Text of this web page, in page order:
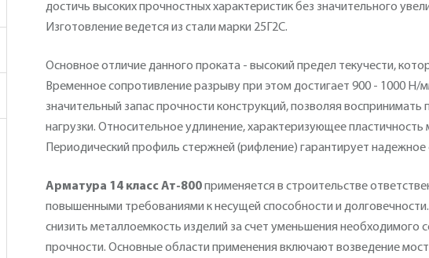
достичь высоких прочностных характеристик без значительного
Изготовление ведется из стали марки 25Г2С.
Основное отличие данного проката - высокий предел текучести,
Временное сопротивление разрыву при этом достигает 900 - 1000 Н/
значительный запас прочности конструкций, позволяя
нагрузки. Относительное удлинение, характеризующее пластичность
Периодический профиль стержней (рифление) гарантирует
Арматура 14 класс Ат-800применяется в строительстве
повышенными требованиями к несущей способности и
снизить металлоемкость изделий за счет уменьшения необходимого
прочности. Основные области применения включают возведение